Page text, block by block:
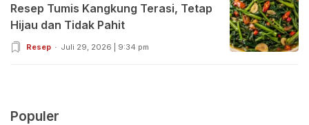
Resep Tumis Kangkung Terasi, Tetap
Hijau dan Tidak Pahit
Resep Juli 29, 2026 | 9:34 pm
Populer